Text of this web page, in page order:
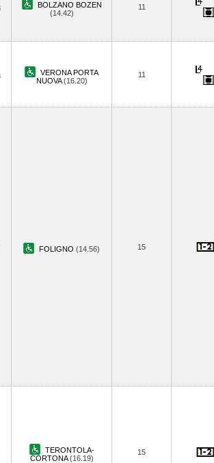
BOLZANO BOZEN
(14.42)
11
VERONA PORTA
NUOVA(16.20)
11
FOLIGNO (14.56) 15
TERONTOLA-
CORTONA(16.19)
15